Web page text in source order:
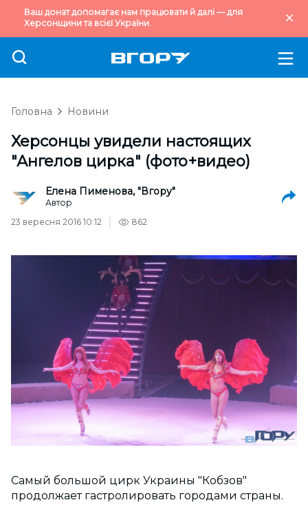
Ваш донат допомагає нам працювати й далі — для
Херсонщини та всієї України.
Головна Новини
Херсонцы увидели настоящих
"Ангелов цирка" (фото+видео)
Елена Пименова, "Вгору"
Автор
23 вересня 2016 10:12
862
Самый большой цирк Украины "Кобзов"
продолжает гастролировать городами страны.